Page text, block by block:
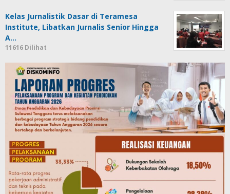
Kelas Jurnalistik Dasar di Teramesa
Institute, Libatkan Jurnalis Senior Hingga
A…
11616 Dilihat